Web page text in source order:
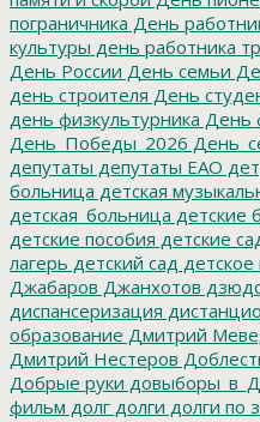
пограничника День
культуры день работника
День России День семьи
день строителя День
день физкультурника День
День_Победы_2026
депутаты депутаты ЕАО
больница детская
детская_больница детские
детские пособия детские
лагерь детский сад детское
Джабаров Джанхотов
диспансеризация
образование Дмитрий
Дмитрий Нестеров
Добрые руки
фильм долг долги долги по